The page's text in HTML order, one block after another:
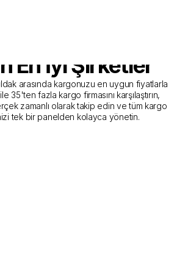
- Zonguldak
Hizmeti
En İyi Şirketler
arasında kargonuzu en uygun fiyatlarla
35'ten fazla kargo firmasını karşılaştırın,
zamanlı olarak takip edin ve tüm kargo
tek bir panelden kolayca yönetin.